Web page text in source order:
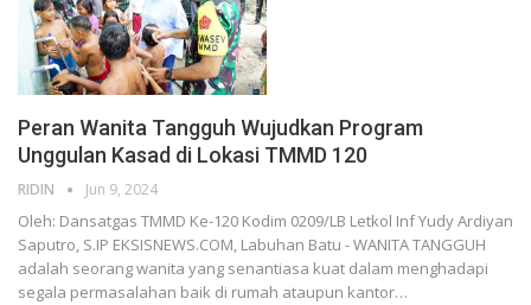
Peran Wanita Tangguh Wujudkan Program
Unggulan Kasad di Lokasi TMMD 120
RIDIN Jun 9, 2024
Oleh: Dansatgas TMMD Ke-120 Kodim 0209/LB Letkol Inf Yudy Ardiyan
Saputro, S.IP EKSISNEWS.COM, Labuhan Batu - WANITA TANGGUH
adalah seorang wanita yang senantiasa kuat dalam menghadapi
segala permasalahan baik di rumah ataupun kantor…